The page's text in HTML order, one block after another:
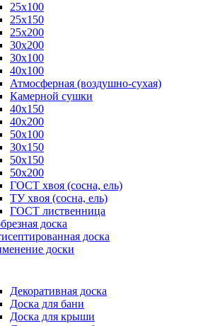
25х100
25х150
25х200
30х200
30х100
40х100
Атмосферная (воздушно-сухая)
Камерной сушки
40х150
40х200
50х100
30х150
50х150
50х200
ГОСТ хвоя (сосна, ель)
ТУ хвоя (сосна, ель)
ГОСТ лиственница
доска
доска
доски
Декоративная доска
Доска для бани
Доска для крыши